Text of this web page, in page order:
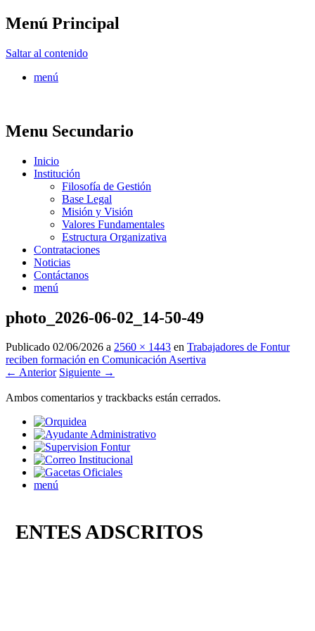
Menú Principal
Saltar al contenido
menú
Menu Secundario
Inicio
Institución
Filosofía de Gestión
Base Legal
Misión y Visión
Valores Fundamentales
Estructura Organizativa
Contrataciones
Noticias
Contáctanos
menú
photo_2026-06-02_14-50-49
Publicado 02/06/2026 a 2560 × 1443 en Trabajadores de Fontur
reciben formación en Comunicación Asertiva
← Anterior Siguiente →
Ambos comentarios y trackbacks están cerrados.
menú
ENTES ADSCRITOS